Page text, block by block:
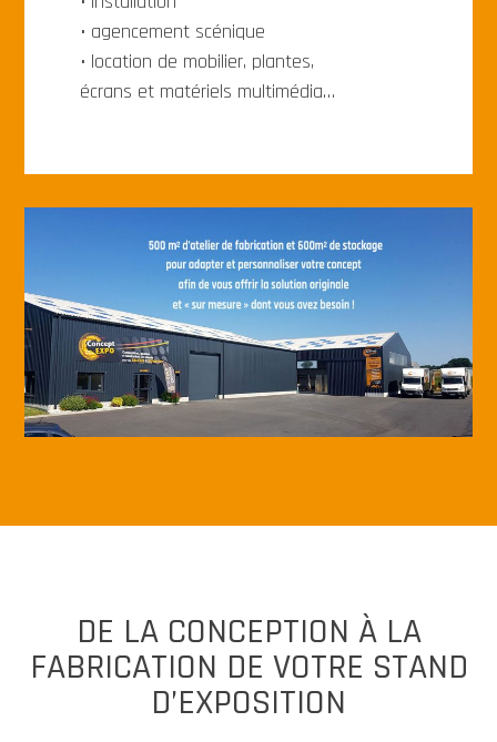
• agencement scénique
• location de mobilier, plantes,
écrans et matériels multimédia…
DE LA CONCEPTION À LA
FABRICATION DE VOTRE STAND
D’EXPOSITION